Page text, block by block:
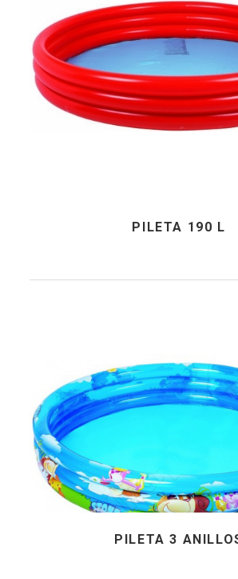
PILETA 190 L
PILETA 3